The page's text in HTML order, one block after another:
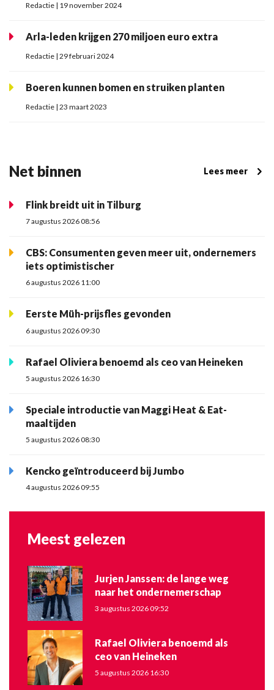
Redactie | 19 november 2024
Arla-leden krijgen 270 miljoen euro extra
Redactie | 29 februari 2024
Boeren kunnen bomen en struiken planten
Redactie | 23 maart 2023
Net binnen Lees meer
Flink breidt uit in Tilburg
7 augustus 2026 08:56
CBS: Consumenten geven meer uit, ondernemers
iets optimistischer
6 augustus 2026 11:00
Eerste Müh-prijsfles gevonden
6 augustus 2026 09:30
Rafael Oliviera benoemd als ceo van Heineken
5 augustus 2026 16:30
Speciale introductie van Maggi Heat & Eat-
maaltijden
5 augustus 2026 08:30
Kencko geïntroduceerd bij Jumbo
4 augustus 2026 09:55
Meest gelezen
Jurjen Janssen: de lange weg
naar het ondernemerschap
3 augustus 2026 09:52
Rafael Oliviera benoemd als
ceo van Heineken
5 augustus 2026 16:30